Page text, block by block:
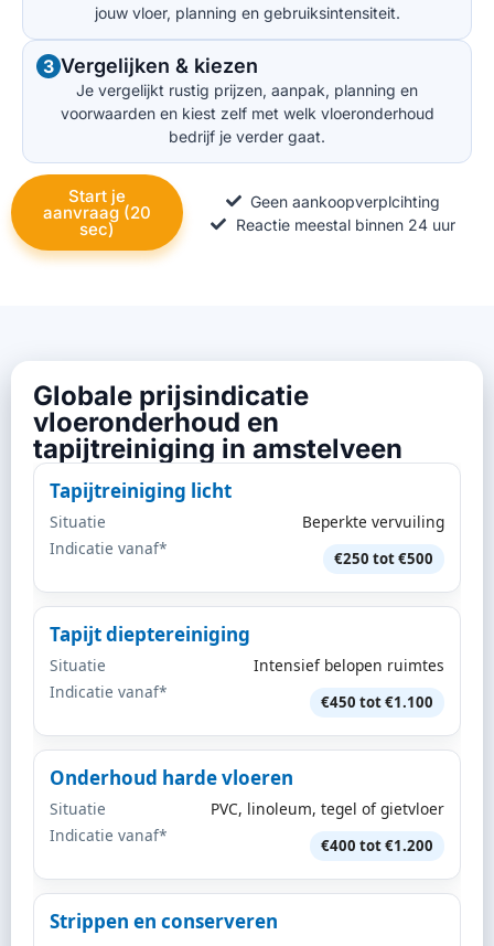
jouw vloer, planning en gebruiksintensiteit.
3 Vergelijken & kiezen
Je vergelijkt rustig prijzen, aanpak, planning en
voorwaarden en kiest zelf met welk vloeronderhoud
bedrijf je verder gaat.
Start je
aanvraag (20
sec)
Geen aankoopverplcihting
Reactie meestal binnen 24 uur
Globale prijsindicatie
vloeronderhoud en
tapijtreiniging in amstelveen
Tapijtreiniging licht
Situatie
Beperkte vervuiling
Indicatie vanaf*
€250 tot €500
Tapijt dieptereiniging
Situatie
Intensief belopen ruimtes
Indicatie vanaf*
€450 tot €1.100
Onderhoud harde vloeren
Situatie
PVC, linoleum, tegel of gietvloer
Indicatie vanaf*
€400 tot €1.200
Strippen en conserveren